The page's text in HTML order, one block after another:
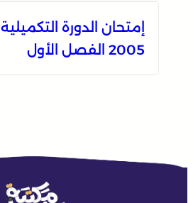
إمتحان الدورة
2005 الفصل الأول